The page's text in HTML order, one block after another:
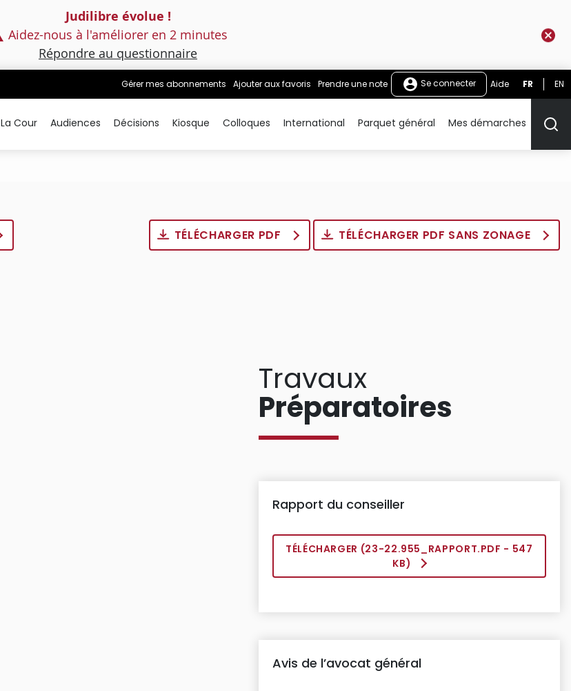
Judilibre évolue !
Aidez-nous à l'améliorer en 2 minutes
Répondre au questionnaire
Gérer mes abonnements Ajouter aux favoris Prendre une note Se connecter Aide FR EN
La Cour Audiences Décisions Kiosque Colloques International Parquet général Mes démarches
TÉLÉCHARGER PDF TÉLÉCHARGER PDF SANS ZONAGE
Travaux
Préparatoires
Rapport du conseiller
TÉLÉCHARGER (23-22.955_RAPPORT.PDF - 547
KB)
Avis de l’avocat général